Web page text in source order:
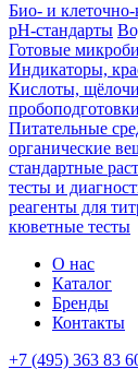
Био- и
pH-стандарты
Готовые
Индикаторы,
Кислоты,
пробоподготовки
Питательные
органические
стандартные
тесты и
реагенты для
кюветные тесты
О нас
Каталог
Бренды
Контакты
+7 (495) 363 83